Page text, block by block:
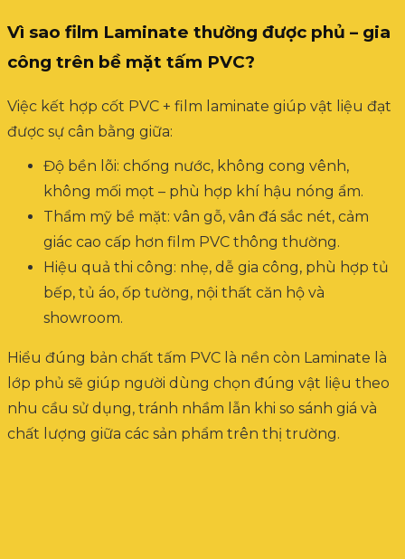
Vì sao film Laminate thường được phủ – gia
công trên bề mặt tấm PVC?
Việc kết hợp cốt PVC + film laminate giúp vật liệu đạt
được sự cân bằng giữa:
Độ bền lõi: chống nước, không cong vênh,
không mối mọt – phù hợp khí hậu nóng ẩm.
Thẩm mỹ bề mặt: vân gỗ, vân đá sắc nét, cảm
giác cao cấp hơn film PVC thông thường.
Hiệu quả thi công: nhẹ, dễ gia công, phù hợp tủ
bếp, tủ áo, ốp tường, nội thất căn hộ và
showroom.
Hiểu đúng bản chất tấm PVC là nền còn Laminate là
lớp phủ sẽ giúp người dùng chọn đúng vật liệu theo
nhu cầu sử dụng, tránh nhầm lẫn khi so sánh giá và
chất lượng giữa các sản phẩm trên thị trường.